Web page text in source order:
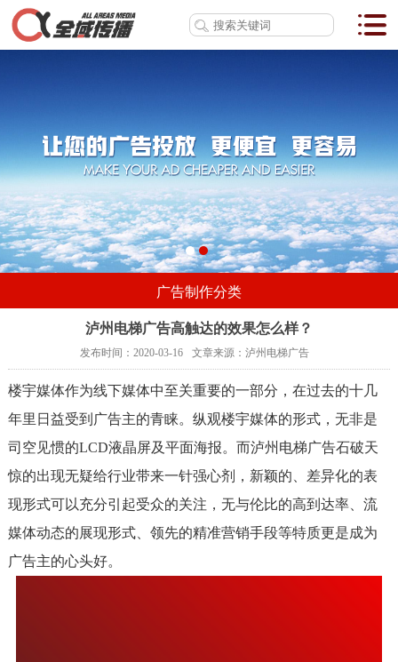
广告制作分类
泸州电梯广告高触达的效果怎么样？
发布时间： 2020-03-16 文章来源： 泸州电梯广告
楼宇媒体作为线下媒体中至关重要的一部分，在过去的十几
年里日益受到广告主的青睐。纵观楼宇媒体的形式，无非是
司空见惯的LCD液晶屏及平面海报。而泸州电梯广告石破天
惊的出现无疑给行业带来一针强心剂，新颖的、差异化的表
现形式可以充分引起受众的关注，无与伦比的高到达率、流
媒体动态的展现形式、领先的精准营销手段等特质更是成为
广告主的心头好。